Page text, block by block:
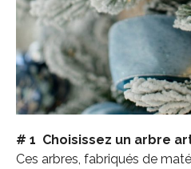
# 1 Choisissez un arbre
Ces arbres, fabriqués de